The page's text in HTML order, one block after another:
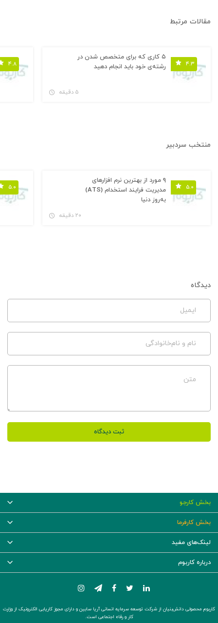
مقالات مرتبط
۴.۳
۵ کاری که برای متخصص شدن در
رشته‌ی خود باید انجام دهید
۵ دقیقه
۴.۸
منتخب سردبیر
۵.۰
۹ مورد از بهترین نرم افزارهای
مدیریت فرایند استخدام (ATS)
به‌روز دنیا
۲۰ دقیقه
۵.۰
دیدگاه
ایمیل
نام و نام‌خانوادگی
متن
ثبت دیدگاه
بخش کارجو
بخش کارفرما
لینک‌های مفید
درباره کاربوم
کاربوم محصولی دانش‌بنیان از شرکت توسعه سرمایه انسانی آریا سابین و دارای مجوز کاریابی الکترونیک از وزارت
کار و رفاه اجتماعی است.